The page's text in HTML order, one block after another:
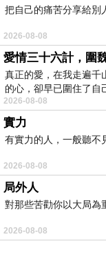
把自己的痛苦分享給別
2026-08-08
愛情三十六計，圍
真正的愛，在我走遍千
的心，卻早已圍住了自
2026-08-08
實力
有實力的人，一般聽不
2026-08-08
局外人
對那些苦勸你以大局為
2026-08-08